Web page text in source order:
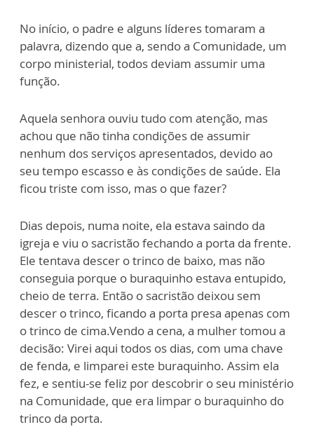
No início, o padre e alguns líderes tomaram a
palavra, dizendo que a, sendo a Comunidade, um
corpo ministerial, todos deviam assumir uma
função.
Aquela senhora ouviu tudo com atenção, mas
achou que não tinha condições de assumir
nenhum dos serviços apresentados, devido ao
seu tempo escasso e às condições de saúde. Ela
ficou triste com isso, mas o que fazer?
Dias depois, numa noite, ela estava saindo da
igreja e viu o sacristão fechando a porta da frente.
Ele tentava descer o trinco de baixo, mas não
conseguia porque o buraquinho estava entupido,
cheio de terra. Então o sacristão deixou sem
descer o trinco, ficando a porta presa apenas com
o trinco de cima.Vendo a cena, a mulher tomou a
decisão: Virei aqui todos os dias, com uma chave
de fenda, e limparei este buraquinho. Assim ela
fez, e sentiu-se feliz por descobrir o seu ministério
na Comunidade, que era limpar o buraquinho do
trinco da porta.